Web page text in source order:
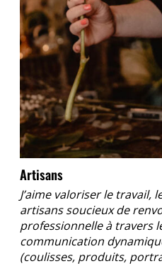
Artisans
J’aime valoriser le travail,
artisans soucieux de
professionnelle à travers
communication
(coulisses, produits,